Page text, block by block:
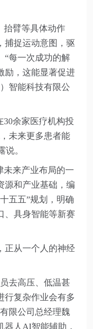
抬臂等具体动作
捕捉运动意图，驱
“每一次成功的解
励，这能显著促进
智能科技有限公
余家医疗机构投
未来更多患者能
说。
来产业布局的一
源和产业基础，编
五五”规划，明确
、具身智能等新赛
正从一个人的神经
去高压、低温甚
行复杂作业会有多
限公司总经理魏
人AI智能辅助，